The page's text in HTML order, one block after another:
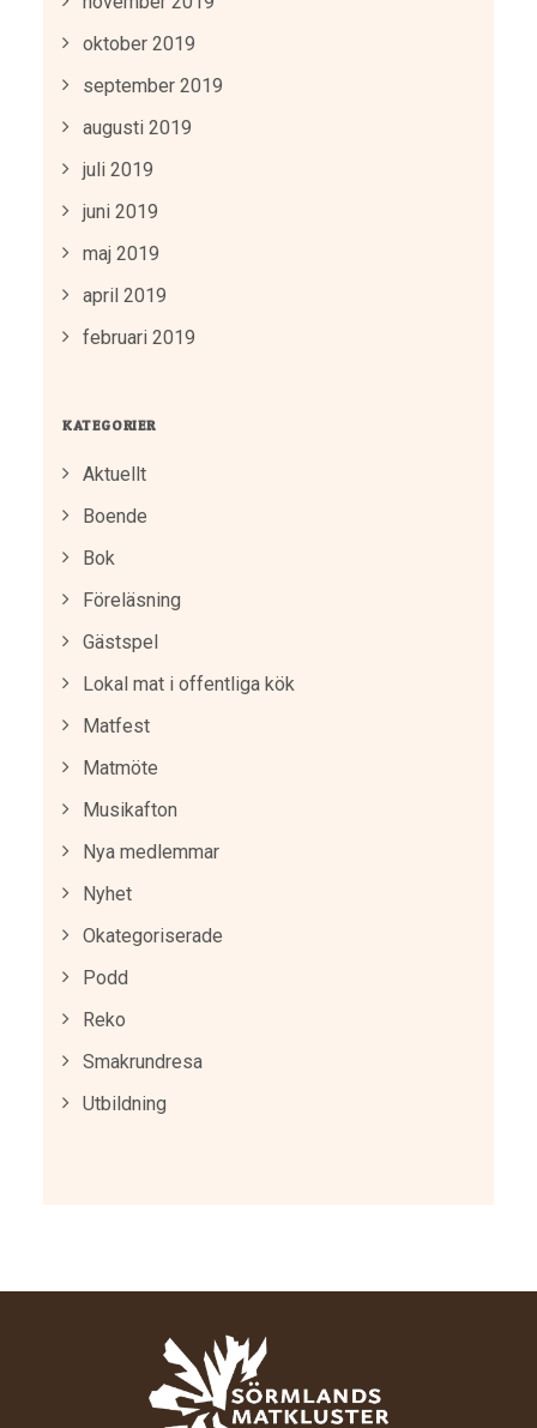
oktober 2019
september 2019
augusti 2019
juli 2019
juni 2019
maj 2019
april 2019
februari 2019
KATEGORIER
Aktuellt
Boende
Bok
Föreläsning
Gästspel
Lokal mat i offentliga kök
Matfest
Matmöte
Musikafton
Nya medlemmar
Nyhet
Okategoriserade
Podd
Reko
Smakrundresa
Utbildning